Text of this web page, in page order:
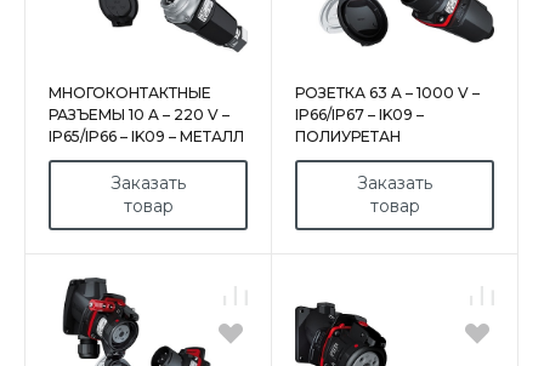
МНОГОКОНТАКТНЫЕ
РАЗЪЕМЫ 10 A – 220 V –
IP65/IP66 – IK09 – МЕТАЛЛ
Заказать
товар
РОЗЕТКА 63 A – 1000 V –
IP66/IP67 – IK09 –
ПОЛИУРЕТАН
Заказать
товар